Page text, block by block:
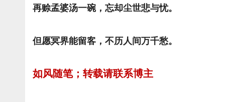
再赊孟婆汤一碗，忘却尘世悲与忧。
但愿冥界能留客，不历人间万千愁。
如风随笔；转载请联系博主